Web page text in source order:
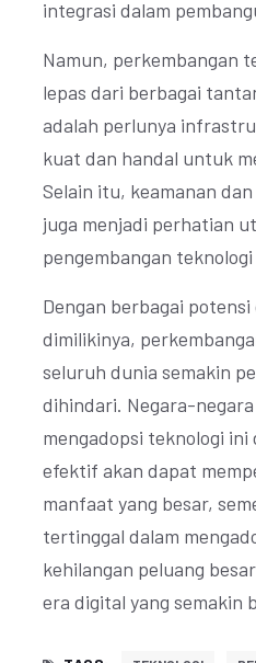
integrasi dalam
Namun, perkembangan
lepas dari berbagai
adalah perlunya
kuat dan handal untuk
Selain itu, keamanan
juga menjadi perhatian
pengembangan teknologi
Dengan berbagai
dimilikinya,
seluruh dunia semakin
dihindari. Negara-
mengadopsi teknologi
efektif akan dapat
manfaat yang besar,
tertinggal dalam
kehilangan peluang
era digital yang semakin